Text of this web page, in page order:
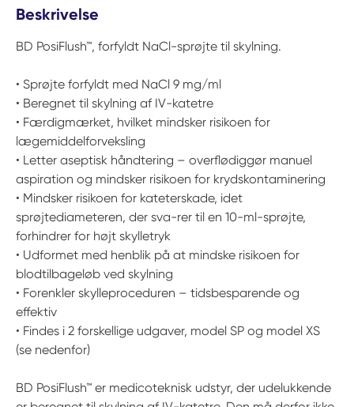
Beskrivelse
BD PosiFlush™, forfyldt NaCl-sprøjte til skylning.
• Sprøjte forfyldt med NaCl 9 mg/ml
• Beregnet til skylning af IV-katetre
• Færdigmærket, hvilket mindsker risikoen for
lægemiddelforveksling
• Letter aseptisk håndtering – overflødiggør manuel
aspiration og mindsker risikoen for krydskontaminering
• Mindsker risikoen for kateterskade, idet
sprøjtediameteren, der sva-rer til en 10-ml-sprøjte,
forhindrer for højt skylletryk
• Udformet med henblik på at mindske risikoen for
blodtilbageløb ved skylning
• Forenkler skylleproceduren – tidsbesparende og
effektiv
• Findes i 2 forskellige udgaver, model SP og model XS
(se nedenfor)
BD PosiFlush™ er medicoteknisk udstyr, der udelukkende